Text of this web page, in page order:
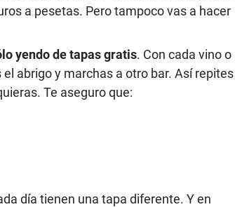
a pesetas. Pero tampoco vas a hacer
yendo de tapas gratis. Con cada vino o
abrigo y marchas a otro bar. Así repites
Te aseguro que:
día tienen una tapa diferente. Y en